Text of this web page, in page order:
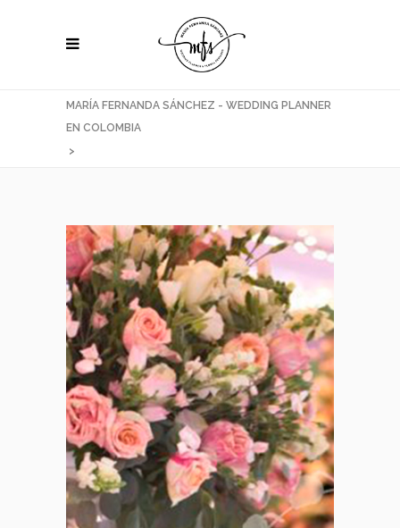
MARÍA FERNANDA SÁNCHEZ - WEDDING PLANNER
EN COLOMBIA
>